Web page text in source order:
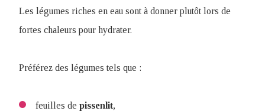
Les légumes riches en eau sont à donner plutôt lors de
fortes chaleurs pour hydrater.
Préférez des légumes tels que :
feuilles de pissenlit,